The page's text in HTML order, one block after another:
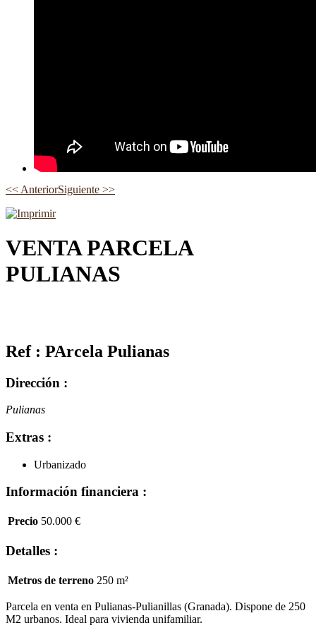
<< AnteriorSiguiente >>
VENTA PARCELA
PULIANAS
Ref : PArcela Pulianas
Dirección :
Pulianas
Extras :
Urbanizado
Información financiera :
Precio 50.000 €
Detalles :
Metros de terreno 250 m²
Parcela en venta en Pulianas-Pulianillas (Granada). Dispone de 250
M2 urbanos. Ideal para vivienda unifamiliar.